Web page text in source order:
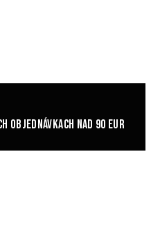
OBJEDNÁVKACH NAD 90 EUR